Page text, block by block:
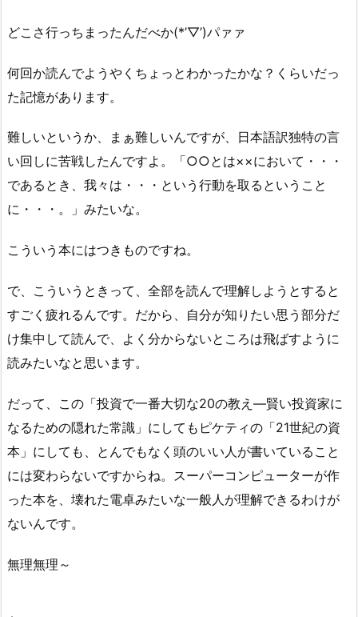
どこさ行っちまったんだべか(*’▽’)パァァ
何回か読んでようやくちょっとわかったかな？くらいだっ
た記憶があります。
難しいというか、まぁ難しいんですが、日本語訳独特の言
い回しに苦戦したんですよ。「○○とは××において・・・
であるとき、我々は・・・という行動を取るということ
に・・・。」みたいな。
こういう本にはつきものですね。
で、こういうときって、全部を読んで理解しようとすると
すごく疲れるんです。だから、自分が知りたい思う部分だ
け集中して読んで、よく分からないところは飛ばすように
読みたいなと思います。
だって、この「投資で一番大切な20の教え―賢い投資家に
なるための隠れた常識」にしてもピケティの「21世紀の資
本」にしても、とんでもなく頭のいい人が書いていること
には変わらないですからね。スーパーコンピューターが作
った本を、壊れた電卓みたいな一般人が理解できるわけが
ないんです。
無理無理～